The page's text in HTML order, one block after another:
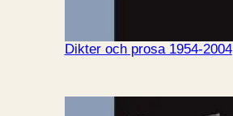
Dikter och prosa 1954-2004